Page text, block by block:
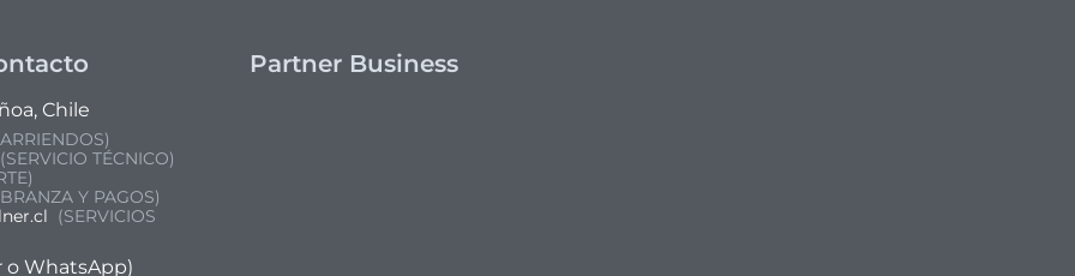
Chile
(SERVICIO TÉCNICO)
Y PAGOS)
(SERVICIOS
o WhatsApp)
Partner Business